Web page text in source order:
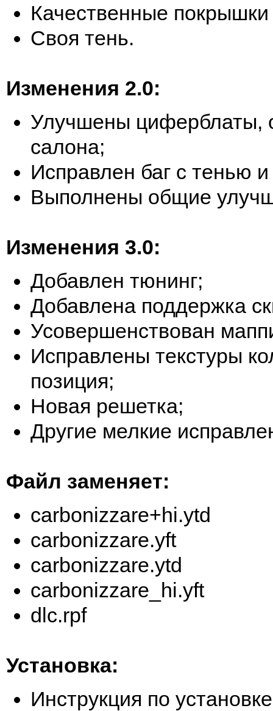
Качественные покрышки
Своя тень.
Изменения 2.0:
Улучшены циферблаты,
салона;
Исправлен баг с тенью
Выполнены общие
Изменения 3.0:
Добавлен тюнинг;
Добавлена поддержка
Усовершенствован
Исправлены текстуры
позиция;
Новая решетка;
Другие мелкие
Файл заменяет:
carbonizzare+hi.ytd
carbonizzare.yft
carbonizzare.ytd
carbonizzare_hi.yft
dlc.rpf
Установка:
Инструкция по